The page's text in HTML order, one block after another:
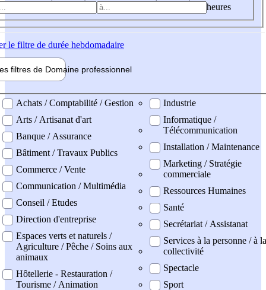
heures
le filtre de durée hebdomadaire
filtres de Domaine professionnel
professionel
Achats / Comptabilité / Gestion
Arts / Artisanat d'art
Banque / Assurance
Bâtiment / Travaux Publics
Commerce / Vente
Communication / Multimédia
Conseil / Etudes
Direction d'entreprise
Espaces verts et naturels /
Agriculture / Pêche / Soins aux
animaux
Hôtellerie - Restauration /
Tourisme / Animation
Industrie
Informatique /
Télécommunication
Installation / Maintenance
Marketing / Stratégie
commerciale
Ressources Humaines
Santé
Secrétariat / Assistanat
Services à la personne / à la
collectivité
Spectacle
Sport